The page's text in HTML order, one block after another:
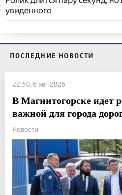
увиденного
ПОСЛЕДНИЕ НОВОСТИ
22:50, 6 авг 2026
В Магнитогорске идет
важной для города
Новости